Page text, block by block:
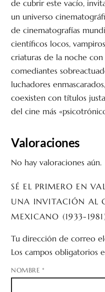
de cubrir este vacío,
un universo
de cinematografías
científicos locos,
criaturas de la noche
comediantes
luchadores
coexisten con títulos
del cine más
Valoraciones
No hay valoraciones aún.
SÉ EL PRIMERO EN
UNA INVITACIÓN AL
MEXICANO (1933-
Tu dirección de correo
Los campos obligatorios
NOMBRE *